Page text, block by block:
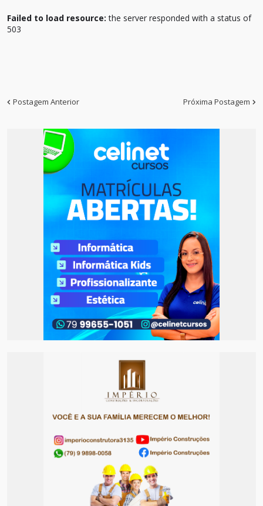
Failed to load resource: the server responded with a status of
503
Postagem Anterior Próxima Postagem